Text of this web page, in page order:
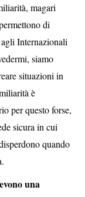
magari
di
Internazionali
siamo
situazioni in
è
per questo forse,
sicura in cui
quando
una